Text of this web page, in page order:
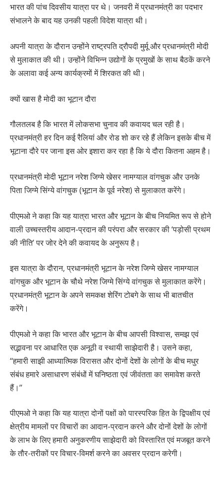
भारत की पांच दिवसीय यात्रा पर थे। जनवरी में प्रधानमंत्री का पदभार
संभालने के बाद यह उनकी पहली विदेश यात्रा थी।
अपनी यात्रा के दौरान उन्होंने राष्ट्रपति द्रौपदी मुर्मू और प्रधानमंत्री मोदी
से मुलाकात की थी। उन्होंने विभिन्न उद्योगों के प्रमुखों के साथ बैठकें करने
के अलावा कई अन्य कार्यक्रमों में शिरकत की थी।
क्यों खास है मोदी का भूटान दौरा
गौलतलब है कि भारत में लोकसभा चुनाव की कवायद चल रही है।
प्रधानमंत्री हर दिन कई रैलियां और रोड शो कर रहे हैं लेकिन इसके बीच में
भूटाना दौरे पर जाना इस ओर इशारा कर रहा है कि ये दौरा कितना अहम है।
प्रधानमंत्री मोदी भूटान नरेश जिग्मे खेसर नामग्याल वांगचुक और उनके
पिता जिग्मे सिंग्ये वांगचुक (भूटान के पूर्व नरेश) से मुलाकात करेंगे।
पीएमओ ने कहा कि यह यात्रा भारत और भूटान के बीच नियमित रूप से होने
वाली उच्चस्तरीय आदान-प्रदान की परंपरा और सरकार की ‘पड़ोसी प्रथम
की नीति’ पर जोर देने की कवायद के अनुरूप है।
इस यात्रा के दौरान, प्रधानमंत्री भूटान के नरेश जिग्मे खेसर नामग्याल
वांगचुक और भूटान के चौथे नरेश जिग्मे सिंग्ये वांगचुक से मुलाकात करेंगे।
प्रधानमंत्री भूटान के अपने समकक्ष शेरिंग टोबगे के साथ भी बातचीत
करेंगे।
पीएमओ ने कहा कि भारत और भूटान के बीच आपसी विश्वास, समझ एवं
सद्भावना पर आधारित एक अनूठी व स्थायी साझेदारी है। उसने कहा,
‘‘हमारी साझी आध्यात्मिक विरासत और दोनों देशों के लोगों के बीच मधुर
संबंध हमारे असाधारण संबंधों में घनिष्ठता एवं जीवंतता का समावेश करते
हैं।’’
पीएमओ ने कहा कि यह यात्रा दोनों पक्षों को पारस्परिक हित के द्विपक्षीय एवं
क्षेत्रीय मामलों पर विचारों का आदान-प्रदान करने और दोनों देशों के लोगों
के लाभ के लिए हमारी अनुकरणीय साझेदारी को विस्तारित एवं मजबूत करने
के तौर-तरीकों पर विचार-विमर्श करने का अवसर प्रदान करेगी।